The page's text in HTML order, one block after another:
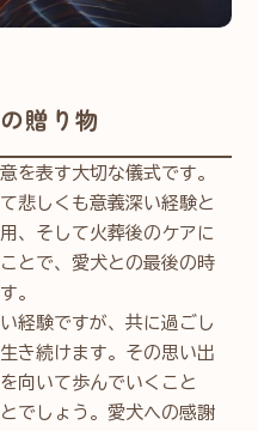
贈り物
を表す大切な儀式です。
悲しくも意義深い経験と
、そして火葬後のケアに
とで、愛犬との最後の時
。
経験ですが、共に過ごし
き続けます。その思い出
向いて歩んでいくこと
でしょう。愛犬への感謝